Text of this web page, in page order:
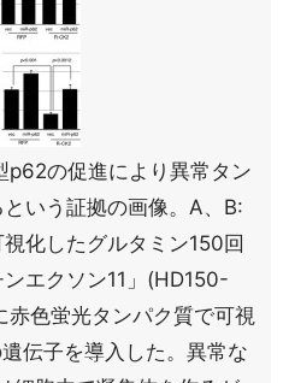
の促進により異常タン
いう証拠の画像。A、B:
化したグルタミン150回
エクソン11」(HD150-
赤色蛍光タンパク質で可視
伝子を導入した。異常な